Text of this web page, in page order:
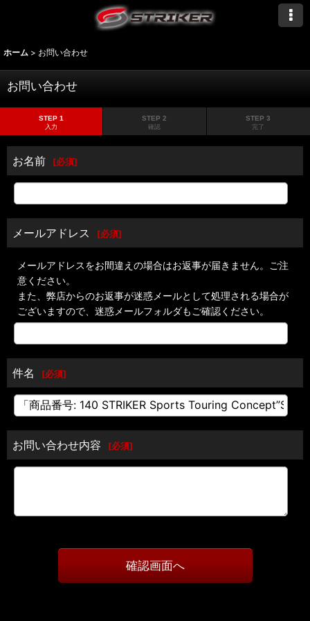
ホーム > お問い合わせ
お問い合わせ
STEP 1
入力
STEP 2
確認
STEP 3
完了
お名前 [必須]
メールアドレス [必須]
メールアドレスをお間違えの場合はお返事が届きません。ご注
意ください。
また、弊店からのお返事が迷惑メールとして処理される場合が
ございますので、迷惑メールフォルダもご確認ください。
件名 [必須]
お問い合わせ内容 [必須]
確認画面へ